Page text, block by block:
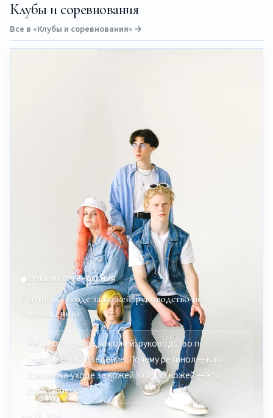
Клубы и соревнования
Все в «Клубы и соревнования» →
КЛУБЫ И СОРЕВНОВАНИЯ
Ретинол в уходе за кожей: руководство по
омоложению
Ретинол в уходе за кожей: руководство по
омоложению Введение: Почему ретинол — ваш
союзник в уходе за кожей Уход за кожей — это
стратегия, к…